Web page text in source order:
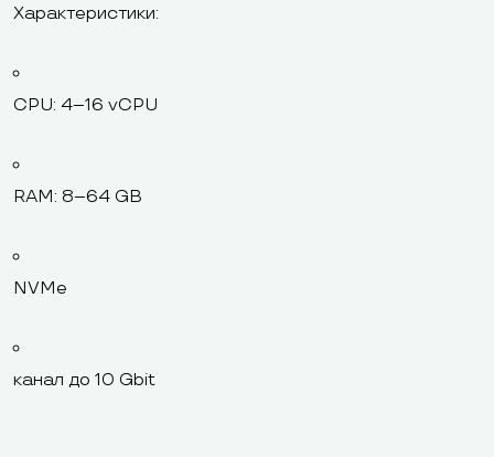
Характеристики:
CPU: 4–16 vCPU
RAM: 8–64 GB
NVMe
канал до 10 Gbit